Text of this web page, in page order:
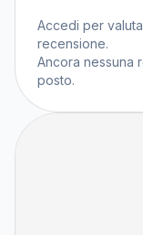
Accedi per
recensione.
Ancora nessuna
posto.